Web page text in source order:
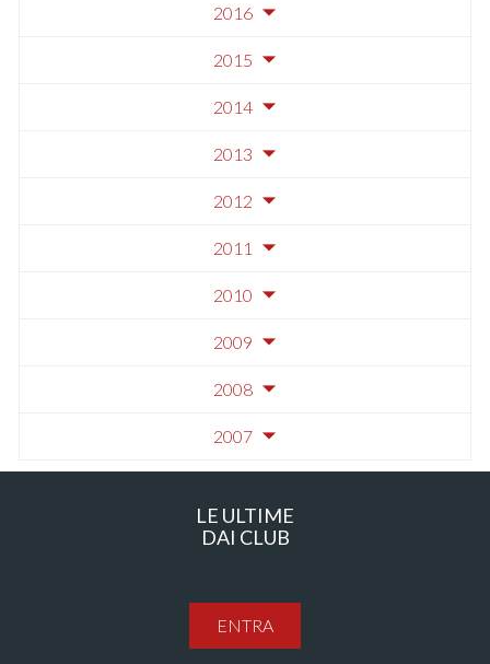
2016
2015
2014
2013
2012
2011
2010
2009
2008
2007
LE ULTIME
DAI CLUB
ENTRA